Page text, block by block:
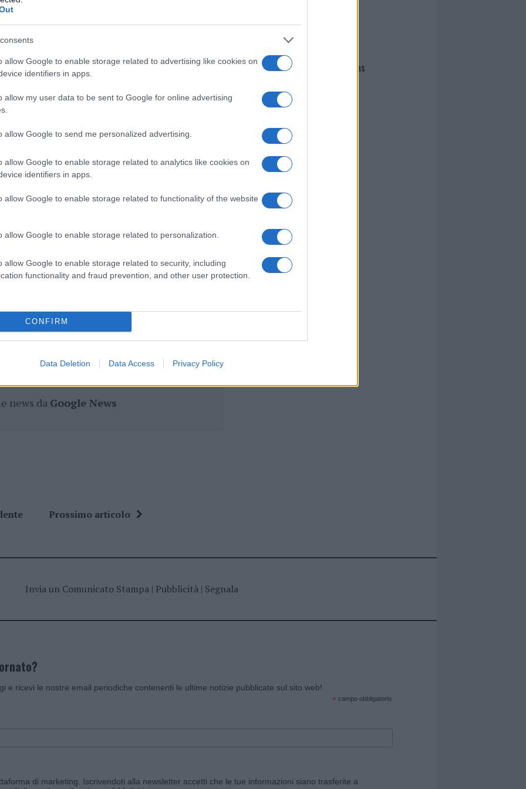
allow Google to enable storage related to advertising like cookies on
identifiers in apps.
allow my user data to be sent to Google for online advertising
allow Google to send me personalized advertising.
allow Google to enable storage related to analytics like cookies on
identifiers in apps.
allow Google to enable storage related to functionality of the website
allow Google to enable storage related to personalization.
allow Google to enable storage related to security, including
functionality and fraud prevention, and other user protection.
CONFIRM
Data Deletion Data Access Privacy Policy
qui
nella sezione
Sportivo Olbia
i tuoi video e le tue foto
+39 345 356 7512
di GalluraOggi.it
news da Google News
Prossimo articolo
Giovannimaria Cabras
Invia un Comunicato Stampa| Pubblicità| Segnala
e ricevi le nostre email periodiche contenenti le ultime notizie pubblicate sul sito web!
* campo obbligatorio
di marketing. Iscrivendoti alla newsletter accetti che le tue informazioni siano trasferite a